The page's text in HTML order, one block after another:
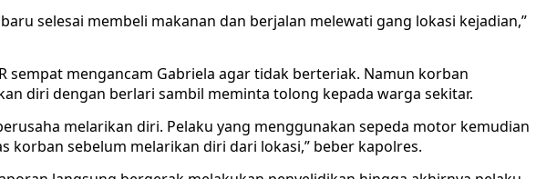
selesai membeli makanan dan berjalan melewati gang lokasi kejadian,”
sempat mengancam Gabriela agar tidak berteriak. Namun korban
diri dengan berlari sambil meminta tolong kepada warga sekitar.
melarikan diri. Pelaku yang menggunakan sepeda motor kemudian
korban sebelum melarikan diri dari lokasi,” beber kapolres.